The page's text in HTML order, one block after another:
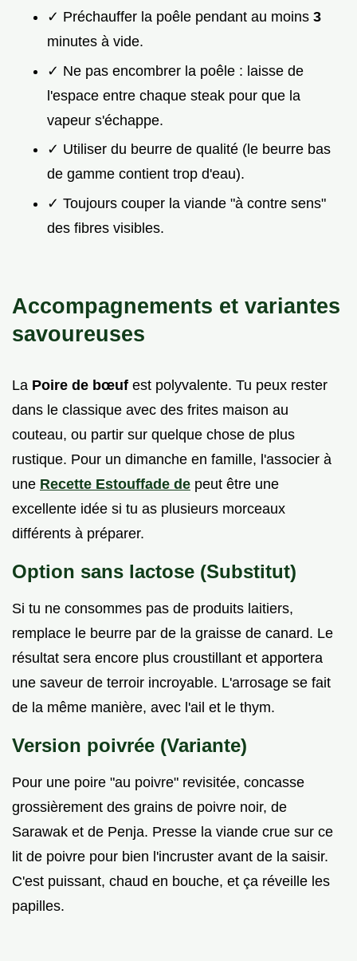
✓ Préchauffer la poêle pendant au moins 3
minutes à vide.
✓ Ne pas encombrer la poêle : laisse de
l'espace entre chaque steak pour que la
vapeur s'échappe.
✓ Utiliser du beurre de qualité (le beurre bas
de gamme contient trop d'eau).
✓ Toujours couper la viande "à contre sens"
des fibres visibles.
Accompagnements et variantes
savoureuses
La Poire de bœuf est polyvalente. Tu peux rester
dans le classique avec des frites maison au
couteau, ou partir sur quelque chose de plus
rustique. Pour un dimanche en famille, l'associer à
une Recette Estouffade de peut être une
excellente idée si tu as plusieurs morceaux
différents à préparer.
Option sans lactose (Substitut)
Si tu ne consommes pas de produits laitiers,
remplace le beurre par de la graisse de canard. Le
résultat sera encore plus croustillant et apportera
une saveur de terroir incroyable. L'arrosage se fait
de la même manière, avec l'ail et le thym.
Version poivrée (Variante)
Pour une poire "au poivre" revisitée, concasse
grossièrement des grains de poivre noir, de
Sarawak et de Penja. Presse la viande crue sur ce
lit de poivre pour bien l'incruster avant de la saisir.
C'est puissant, chaud en bouche, et ça réveille les
papilles.